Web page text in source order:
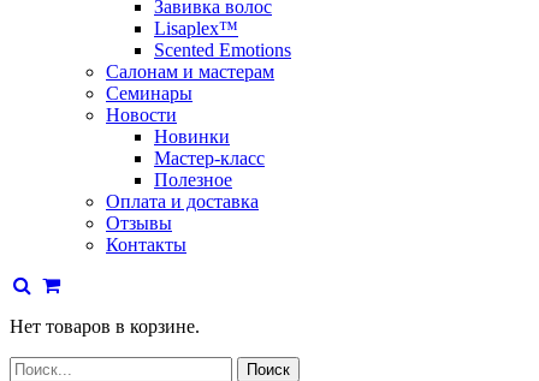
Завивка волос
Lisaplex™
Scented Emotions
Салонам и мастерам
Семинары
Новости
Новинки
Мастер-класс
Полезное
Оплата и доставка
Отзывы
Контакты
Нет товаров в корзине.